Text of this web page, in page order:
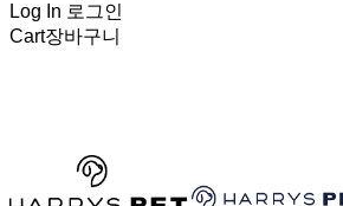
Log In 로그인
Cart장바구니